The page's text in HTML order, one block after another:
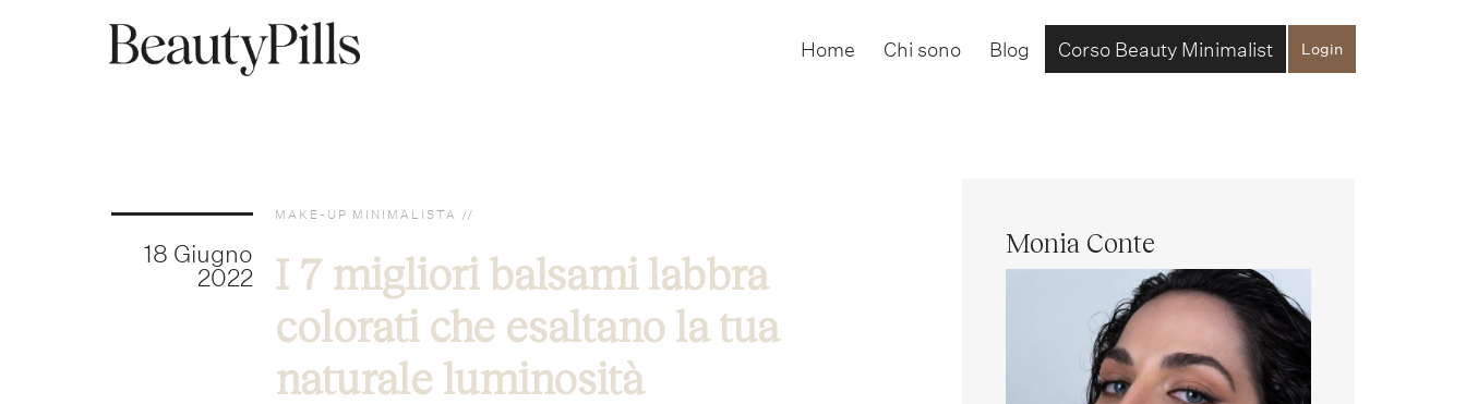
Login
Home Chi sono Blog Corso Beauty Minimalist
18 Giugno
2022
MAKE-UP MINIMALISTA
I 7 migliori balsami labbra
colorati che esaltano la tua
naturale luminosità
Monia Conte